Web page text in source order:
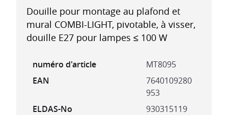
Douille pour montage au plafond et
mural COMBI-LIGHT, pivotable, à visser,
douille E27 pour lampes ≤ 100 W
numéro d'article
MT8095
EAN
7640109280
953
ELDAS-No
930315119